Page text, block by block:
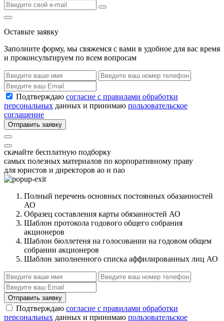
Оставьте заявку
Заполните форму, мы свяжемся с вами в удобное для вас время
и проконсультируем по всем вопросам
Подтверждаю согласие с правилами обработки
персональных данных и принимаю пользовательское
соглашение
Отправить заявку
скачайте бесплатную подборку
самых полезных материалов по корпоративному праву
для юристов и директоров ао и пао
Полный перечень основных постоянных обазанностей
АО
Образец составления карты обязанностей АО
Шаблон протокола годового общего собрания
акционеров
Шаблон бюллетеня на голосовании на годовом общем
собрании акционеров
Шаблон заполненного списка аффилированных лиц АО
Отправить заявку
Подтверждаю согласие с правилами обработки
персональных данных и принимаю пользовательское